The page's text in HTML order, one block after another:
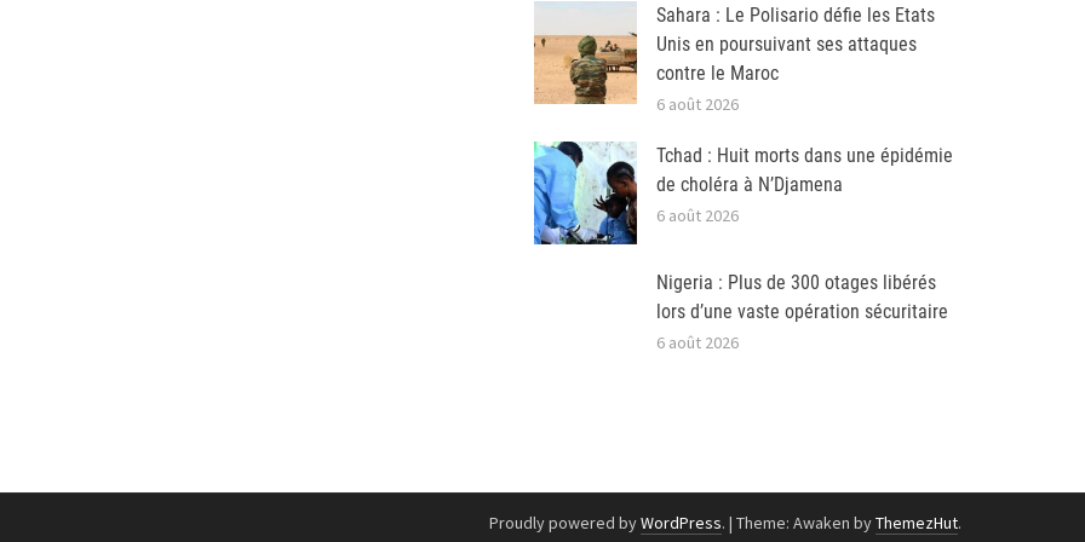
Sahara : Le Polisario défie les Etats
Unis en poursuivant ses attaques
contre le Maroc
6 août 2026
Tchad : Huit morts dans une épidémie
de choléra à N’Djamena
6 août 2026
Nigeria : Plus de 300 otages libérés
lors d’une vaste opération sécuritaire
6 août 2026
Proudly powered byWordPress. | Theme: Awaken byThemezHut.